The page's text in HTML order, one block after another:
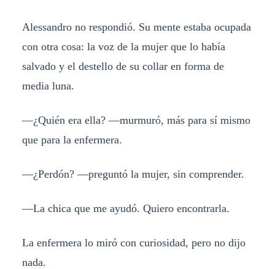
Alessandro no respondió. Su mente estaba ocupada
con otra cosa: la voz de la mujer que lo había
salvado y el destello de su collar en forma de
media luna.
—¿Quién era ella? —murmuró, más para sí mismo
que para la enfermera.
—¿Perdón? —preguntó la mujer, sin comprender.
—La chica que me ayudó. Quiero encontrarla.
La enfermera lo miró con curiosidad, pero no dijo
nada.